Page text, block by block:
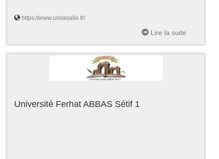
https://www.unilasalle.fr/
Lire la suite
Université Ferhat ABBAS Sétif 1